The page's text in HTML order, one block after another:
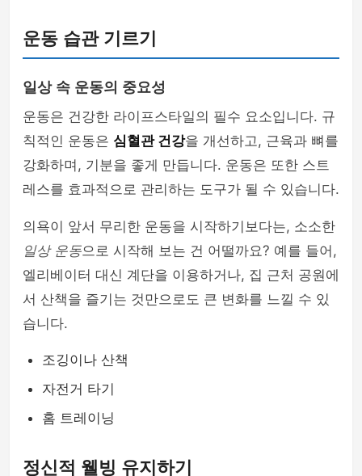
운동 습관 기르기
일상 속 운동의 중요성
운동은 건강한 라이프스타일의 필수 요소입니다. 규
칙적인 운동은 심혈관 건강을 개선하고, 근육과 뼈를
강화하며, 기분을 좋게 만듭니다. 운동은 또한 스트
레스를 효과적으로 관리하는 도구가 될 수 있습니다.
의욕이 앞서 무리한 운동을 시작하기보다는, 소소한
일상 운동으로 시작해 보는 건 어떨까요? 예를 들어,
엘리베이터 대신 계단을 이용하거나, 집 근처 공원에
서 산책을 즐기는 것만으로도 큰 변화를 느낄 수 있
습니다.
조깅이나 산책
자전거 타기
홈 트레이닝
정신적 웰빙 유지하기